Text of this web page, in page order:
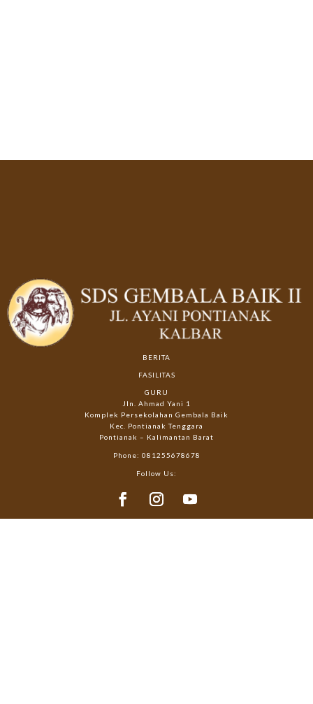
BERITA
FASILITAS
GURU
Jln. Ahmad Yani 1
Komplek Persekolahan Gembala Baik
Kec. Pontianak Tenggara
Pontianak – Kalimantan Barat
Phone: 081255678678
Follow Us: